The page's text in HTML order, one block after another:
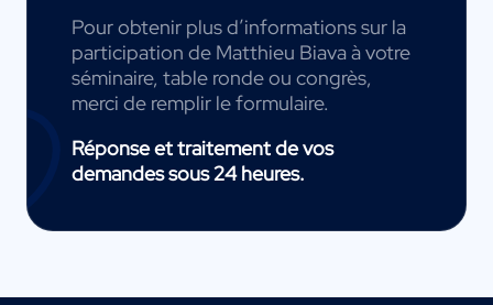
Pour obtenir plus d’informations sur la
participation de Matthieu Biava à votre
séminaire, table ronde ou congrès,
merci de remplir le formulaire.
Réponse et traitement de vos
demandes sous 24 heures.